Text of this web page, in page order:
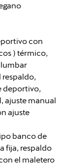
con
) térmico,
deportivo,
ajuste manual
ajuste
banco de
fija, respaldo
el maletero